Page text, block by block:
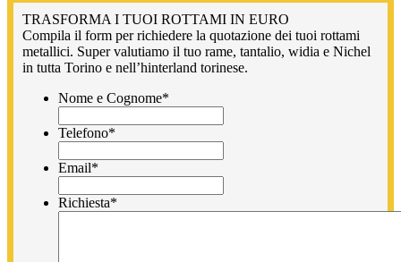
TRASFORMA I TUOI ROTTAMI IN EURO
Compila il form per richiedere la quotazione dei tuoi rottami
metallici. Super valutiamo il tuo rame, tantalio, widia e Nichel
in tutta Torino e nell’hinterland torinese.
Nome e Cognome*
Telefono*
Email*
Richiesta*